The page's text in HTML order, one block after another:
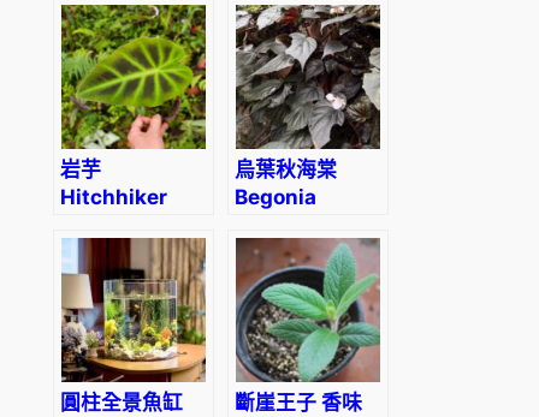
(Wall.) Planch
‘Alpina’
岩芋
Hitchhiker
(Remusatia
vivipara)
烏葉秋海棠
Begonia
圓柱全景魚缸
斷崖王子 香味